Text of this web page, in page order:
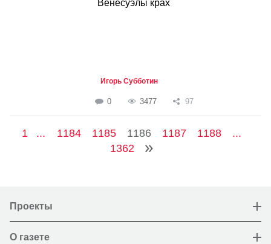
Венесуэлы крах
Игорь Субботин
0 3477 97
1 ... 1184 1185 1186 1187 1188
...
1362
Проекты
О газете